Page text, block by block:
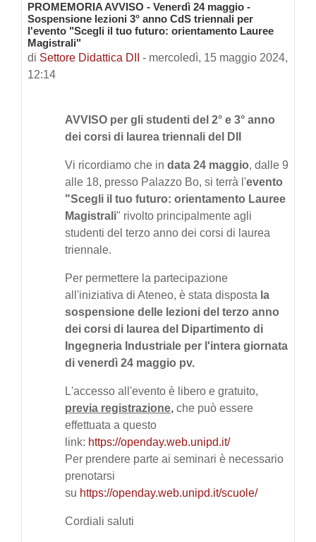
PROMEMORIA AVVISO - Venerdì 24 maggio -
Sospensione lezioni 3° anno CdS triennali per
l'evento "Scegli il tuo futuro: orientamento Lauree
Magistrali"
di Settore Didattica DII - mercoledì, 15 maggio 2024,
12:14
Numero di risposte: 0
AVVISO per gli studenti del 2° e 3° anno
dei corsi di laurea triennali del DII
Vi ricordiamo che in data 24 maggio, dalle 9
alle 18, presso Palazzo Bo, si terrà l'evento
"Scegli il tuo futuro: orientamento Lauree
Magistrali" rivolto principalmente agli
studenti del terzo anno dei corsi di laurea
triennale.
Per permettere la partecipazione
all'iniziativa di Ateneo, è stata disposta la
sospensione delle lezioni del terzo anno
dei corsi di laurea del Dipartimento di
Ingegneria Industriale per l'intera giornata
di venerdì 24 maggio pv.
L'accesso all'evento è libero e gratuito,
previa registrazione, che può essere
effettuata a questo
link: https://openday.web.unipd.it/
Per prendere parte ai seminari è necessario
prenotarsi
su https://openday.web.unipd.it/scuole/
Cordiali saluti